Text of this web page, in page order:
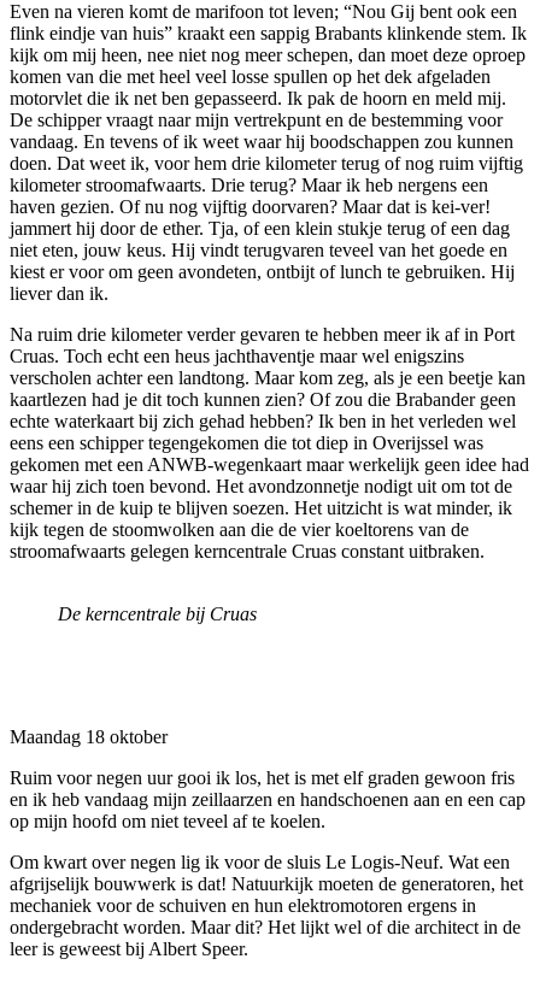
Even na vieren komt de marifoon tot leven; “Nou Gij bent ook een
flink eindje van huis” kraakt een sappig Brabants klinkende stem. Ik
kijk om mij heen, nee niet nog meer schepen, dan moet deze oproep
komen van die met heel veel losse spullen op het dek afgeladen
motorvlet die ik net ben gepasseerd. Ik pak de hoorn en meld mij.
De schipper vraagt naar mijn vertrekpunt en de bestemming voor
vandaag. En tevens of ik weet waar hij boodschappen zou kunnen
doen. Dat weet ik, voor hem drie kilometer terug of nog ruim vijftig
kilometer stroomafwaarts. Drie terug? Maar ik heb nergens een
haven gezien. Of nu nog vijftig doorvaren? Maar dat is kei-ver!
jammert hij door de ether. Tja, of een klein stukje terug of een dag
niet eten, jouw keus. Hij vindt terugvaren teveel van het goede en
kiest er voor om geen avondeten, ontbijt of lunch te gebruiken. Hij
liever dan ik.
Na ruim drie kilometer verder gevaren te hebben meer ik af in Port
Cruas. Toch echt een heus jachthaventje maar wel enigszins
verscholen achter een landtong. Maar kom zeg, als je een beetje kan
kaartlezen had je dit toch kunnen zien? Of zou die Brabander geen
echte waterkaart bij zich gehad hebben? Ik ben in het verleden wel
eens een schipper tegengekomen die tot diep in Overijssel was
gekomen met een ANWB-wegenkaart maar werkelijk geen idee had
waar hij zich toen bevond. Het avondzonnetje nodigt uit om tot de
schemer in de kuip te blijven soezen. Het uitzicht is wat minder, ik
kijk tegen de stoomwolken aan die de vier koeltorens van de
stroomafwaarts gelegen kerncentrale Cruas constant uitbraken.
De kerncentrale bij Cruas
Maandag 18 oktober
Ruim voor negen uur gooi ik los, het is met elf graden gewoon fris
en ik heb vandaag mijn zeillaarzen en handschoenen aan en een cap
op mijn hoofd om niet teveel af te koelen.
Om kwart over negen lig ik voor de sluis Le Logis-Neuf. Wat een
afgrijselijk bouwwerk is dat! Natuurkijk moeten de generatoren, het
mechaniek voor de schuiven en hun elektromotoren ergens in
ondergebracht worden. Maar dit? Het lijkt wel of die architect in de
leer is geweest bij Albert Speer.